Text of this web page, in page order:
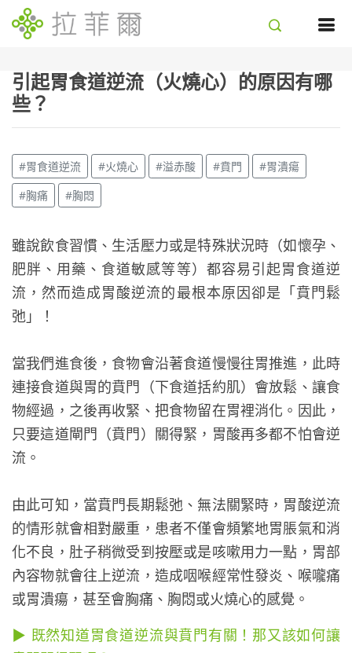
引起胃食道逆流（火燒心）的原因有哪
些？
#胃食道逆流 #火燒心 #溢赤酸 #賁門
#胃潰瘍
#胸痛
#胸悶
雖說飲食習慣、生活壓力或是特殊狀況時（如懷孕、
肥胖、用藥、食道敏感等等）都容易引起胃食道逆
流，然而造成胃酸逆流的最根本原因卻是「賁門鬆
弛」！
當我們進食後，食物會沿著食道慢慢往胃推進，此時
連接食道與胃的賁門（下食道括約肌）會放鬆、讓食
物經過，之後再收緊、把食物留在胃裡消化。因此，
只要這道閘門（賁門）關得緊，胃酸再多都不怕會逆
流。
由此可知，當賁門長期鬆弛、無法關緊時，胃酸逆流
的情形就會相對嚴重，患者不僅會頻繁地胃脹氣和消
化不良，肚子稍微受到按壓或是咳嗽用力一點，胃部
內容物就會往上逆流，造成咽喉經常性發炎、喉嚨痛
或胃潰瘍，甚至會胸痛、胸悶或火燒心的感覺。
▶ 既然知道胃食道逆流與賁門有關！那又該如何讓